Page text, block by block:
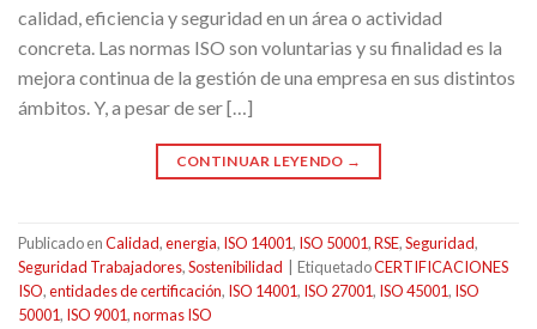
calidad, eficiencia y seguridad en un área o actividad
concreta. Las normas ISO son voluntarias y su finalidad es la
mejora continua de la gestión de una empresa en sus distintos
ámbitos. Y, a pesar de ser […]
CONTINUAR LEYENDO →
Publicado enCalidad,energia, ISO 14001, ISO 50001,RSE,Seguridad,
Seguridad Trabajadores,Sostenibilidad EtiquetadoCERTIFICACIONES
ISO,entidades de certificación, ISO 14001, ISO 27001, ISO 45001, ISO
50001, ISO 9001,normas ISO